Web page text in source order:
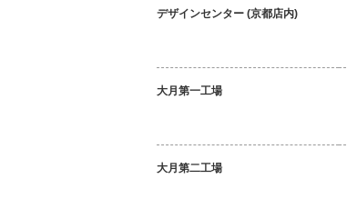
デザインセンター (京都店内)
大月第一工場
大月第二工場